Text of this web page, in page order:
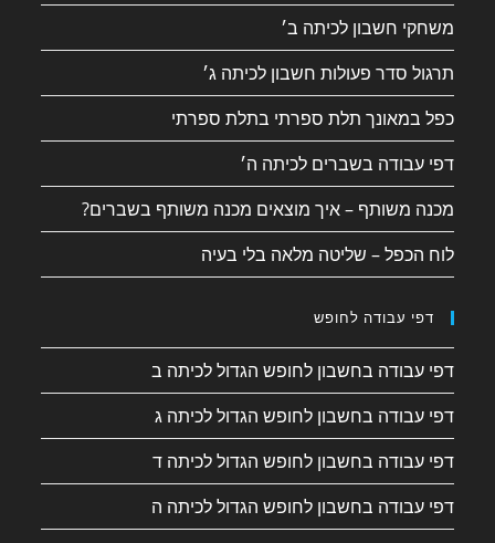
משחקי חשבון לכיתה ב׳
תרגול סדר פעולות חשבון לכיתה ג׳
כפל במאונך תלת ספרתי בתלת ספרתי
דפי עבודה בשברים לכיתה ה׳
מכנה משותף – איך מוצאים מכנה משותף בשברים?
לוח הכפל – שליטה מלאה בלי בעיה
דפי עבודה לחופש
דפי עבודה בחשבון לחופש הגדול לכיתה ב
דפי עבודה בחשבון לחופש הגדול לכיתה ג
דפי עבודה בחשבון לחופש הגדול לכיתה ד
דפי עבודה בחשבון לחופש הגדול לכיתה ה